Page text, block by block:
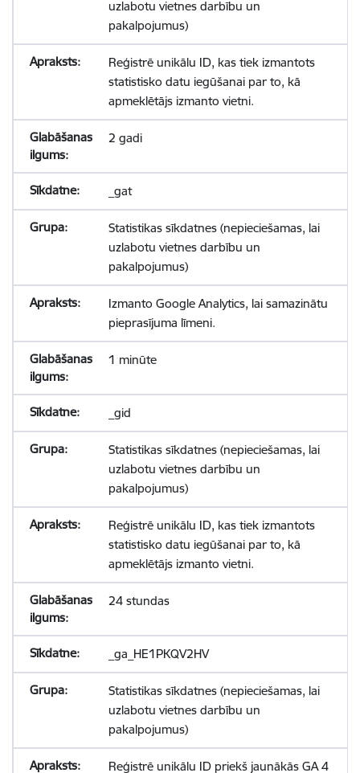
uzlabotu vietnes darbību un
pakalpojumus)
Reģistrē unikālu ID, kas tiek izmantots
statistisko datu iegūšanai par to, kā
apmeklētājs izmanto vietni.
2 gadi
_gat
Statistikas sīkdatnes (nepieciešamas, lai
uzlabotu vietnes darbību un
pakalpojumus)
Izmanto Google Analytics, lai samazinātu
pieprasījuma līmeni.
1 minūte
_gid
Statistikas sīkdatnes (nepieciešamas, lai
uzlabotu vietnes darbību un
pakalpojumus)
Reģistrē unikālu ID, kas tiek izmantots
statistisko datu iegūšanai par to, kā
apmeklētājs izmanto vietni.
24 stundas
_ga_HE1PKQV2HV
Statistikas sīkdatnes (nepieciešamas, lai
uzlabotu vietnes darbību un
pakalpojumus)
Reģistrē unikālu ID priekš jaunākās GA 4